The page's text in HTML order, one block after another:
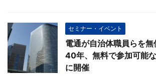
セミナー・イベント
電通が自治体職員らを
40年、無料で参加可能
に開催